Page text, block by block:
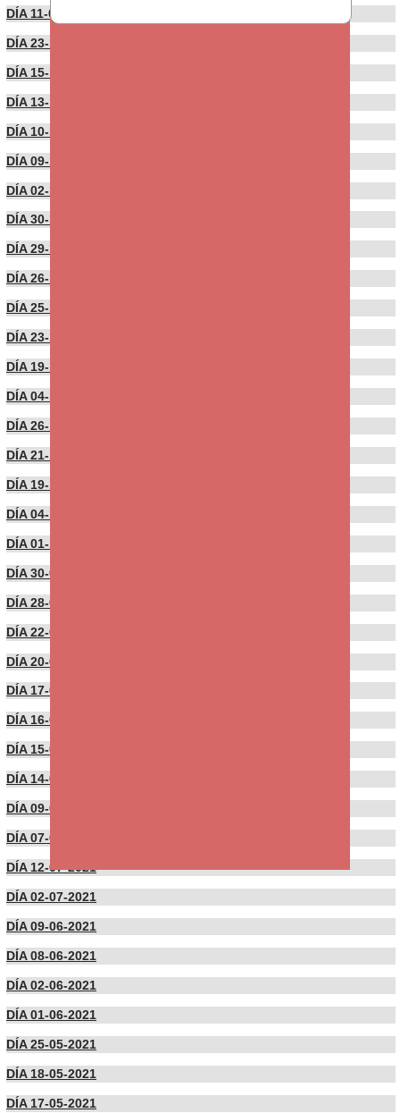
DÍA 11-01-2022
DÍA 23-12-2021
DÍA 15-12-2021
DÍA 13-12-2021
DÍA 10-12-2021
DÍA 09-12-2021
DÍA 02-12-2021
DÍA 30-11-2021
DÍA 29-11-2021
DÍA 26-11-2021
DÍA 25-11-2021
DÍA 23-11-2021
DÍA 19-11-2021
DÍA 04-11-2021
DÍA 26-10-2021
DÍA 21-10-2021
DÍA 19-10-2021
DÍA 04-10-2021
DÍA 01-10-2021
DÍA 30-09-2021
DÍA 28-09-2021
DÍA 22-09-2021
DÍA 20-09-2021
DÍA 17-09-2021
DÍA 16-09-2021
DÍA 15-09-2021
DÍA 14-09-2021
DÍA 09-09-2021
DÍA 07-09-2021
DÍA 12-07-2021
DÍA 02-07-2021
DÍA 09-06-2021
DÍA 08-06-2021
DÍA 02-06-2021
DÍA 01-06-2021
DÍA 25-05-2021
DÍA 18-05-2021
DÍA 17-05-2021